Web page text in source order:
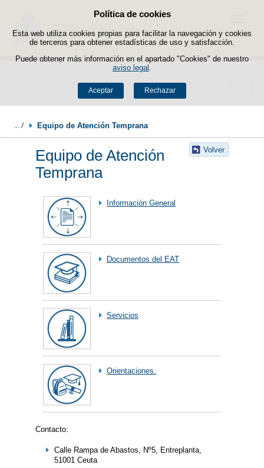
Política de cookies
Esta web utiliza cookies propias para facilitar la navegación y cookies
de terceros para obtener estadísticas de uso y satisfacción.
Puede obtener más información en el apartado "Cookies" de nuestro
aviso legal
Aceptar Rechazar
Saltar al contenido
Buscador
Menú
Equipo de Atención Temprana
Volver
Equipo de Atención
Temprana
Información General
Documentos del EAT
Servicios
Orientaciones.
Contacto:
Calle Rampa de Abastos, Nº5, Entreplanta,
51001 Ceuta